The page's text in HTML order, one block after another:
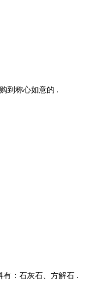
到称心如意的 .
：石灰石、方解石 .